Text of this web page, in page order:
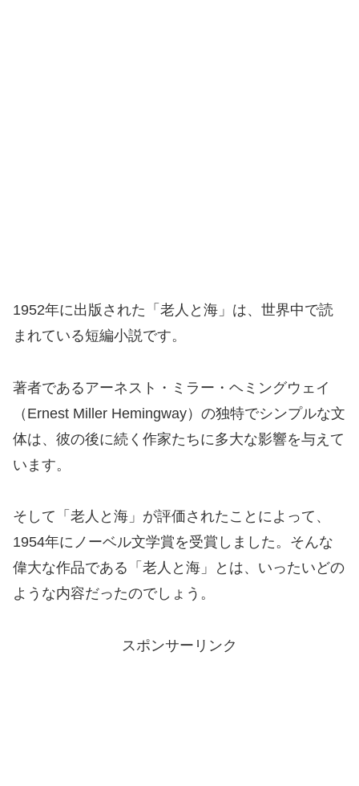
1952年に出版された「老人と海」は、世界中で読
まれている短編小説です。
著者であるアーネスト・ミラー・ヘミングウェイ
（Ernest Miller Hemingway）の独特でシンプルな文
体は、彼の後に続く作家たちに多大な影響を与えて
います。
そして「老人と海」が評価されたことによって、
1954年にノーベル文学賞を受賞しました。そんな
偉大な作品である「老人と海」とは、いったいどの
ような内容だったのでしょう。
スポンサーリンク